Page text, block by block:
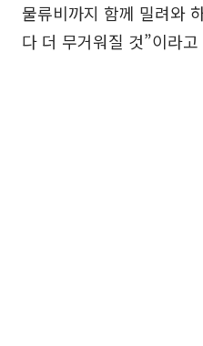
물류비까지 함께 밀려와
다 더 무거워질 것”이라